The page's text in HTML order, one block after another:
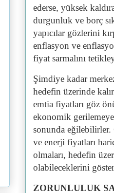
ederse, yüksek
durgunluk ve borç
yapıcılar gözlerini
enflasyon ve
fiyat sarmalını
Şimdiye kadar
hedefin üzerinde
emtia fiyatları göz
ekonomik
sonunda eğilebilirler.
ve enerji fiyatları
olmaları, hedefin
olabileceklerini
ZORUNLULUK